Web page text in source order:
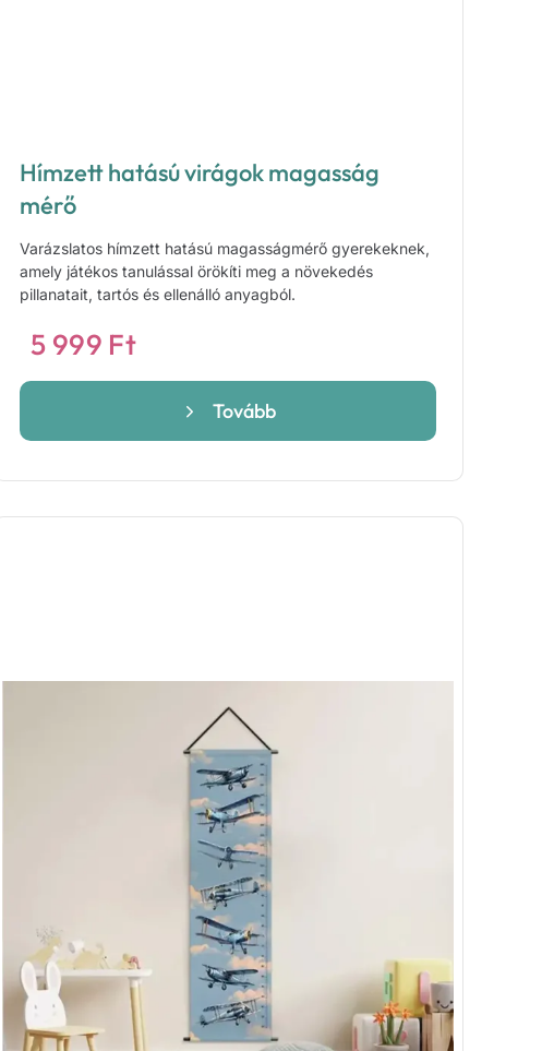
Hímzett hatású virágok magasság
mérő
Varázslatos hímzett hatású magasságmérő gyerekeknek,
amely játékos tanulással örökíti meg a növekedés
pillanatait, tartós és ellenálló anyagból.
5 999 Ft
Tovább